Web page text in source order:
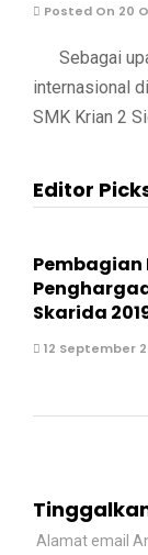
Posted On 20
Sebagai
internasional
SMK Krian 2
Editor
Pembagian
Skarida
12 September
Alamat email